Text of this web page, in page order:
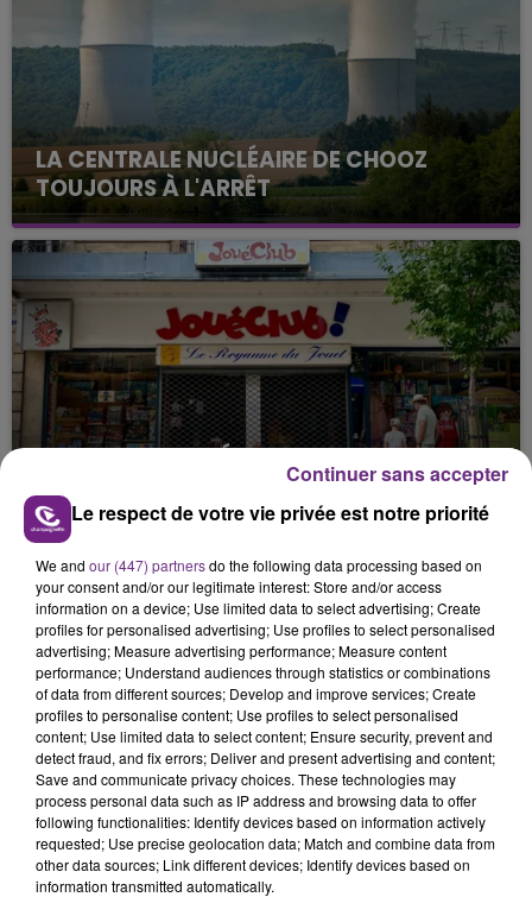
LA CENTRALE NUCLÉAIRE DE CHOOZ
TOUJOURS À L'ARRÊT
Cela fait déjà une semaine que la centrale
nucléaire ardennaise est à l'arrêt. Une situation
justifiée par la sécheresse intense qui est toujours
présente.
LE MAGASIN JOUÉCLUB DE REIMS FERME
C'était l'une des institutions du centre-ville
rémois. Le magasin JouéClub est contraint de
fermer ses portes.
TITRES DIFFUSÉS
0h27
0h27 0h23
0h23
Le respect de votre vie privée est notre priorité
We and our (447) partnersdo the following data processing based on
your consent and/or our legitimate interest: Store and/or access
information on a device; Use limited data to select advertising; Create
profiles for personalised advertising; Use profiles to select personalised
advertising; Measure advertising performance; Measure content
performance; Understand audiences through statistics or combinations
of data from different sources; Develop and improve services; Create
profiles to personalise content; Use profiles to select personalised
content; Use limited data to select content; Ensure security, prevent and
detect fraud, and fix errors; Deliver and present advertising and content;
Save and communicate privacy choices. These technologies may
process personal data such as IP address and browsing data to offer
following functionalities: Identify devices based on information actively
requested; Use precise geolocation data; Match and combine data from
other data sources; Link different devices; Identify devices based on
information transmitted automatically.
Continuer sans accepter